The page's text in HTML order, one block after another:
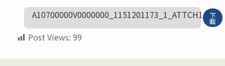
A10700000V0000000_1151201173_1_ATTCH1
下
載
Post Views: 99